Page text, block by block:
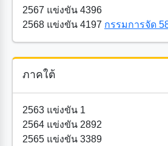
2567 แข่งขัน 4396
2568 แข่งขัน 4197 กรรมการจัด
ภาคใต้
2563 แข่งขัน 1
2564 แข่งขัน 2892
2565 แข่งขัน 3389